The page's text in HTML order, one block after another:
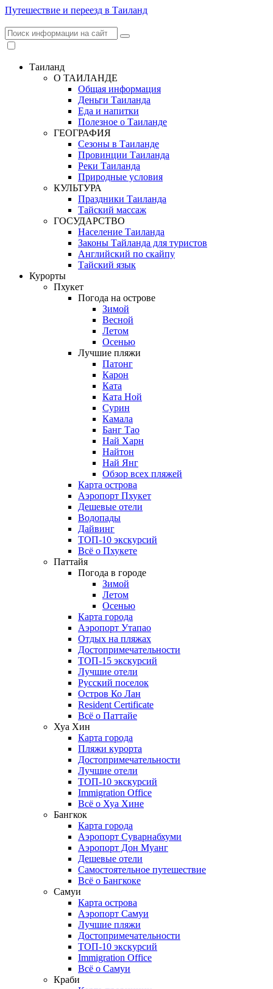
Путешествие и переезд в Таиланд
Таиланд
О ТАИЛАНДЕ
Общая информация
Деньги Таиланда
Еда и напитки
Полезное о Таиланде
ГЕОГРАФИЯ
Сезоны в Таиланде
Провинции Таиланда
Реки Таиланда
Природные условия
КУЛЬТУРА
Праздники Таиланда
Тайский массаж
ГОСУДАРСТВО
Население Таиланда
Законы Тайланда для туристов
Английский по скайпу
Тайский язык
Курорты
Пхукет
Погода на острове
Зимой
Весной
Летом
Осенью
Лучшие пляжи
Патонг
Карон
Ката
Ката Ной
Сурин
Камала
Банг Тао
Най Харн
Найтон
Най Янг
Обзор всех пляжей
Карта острова
Аэропорт Пхукет
Дешевые отели
Водопады
Дайвинг
ТОП-10 экскурсий
Всё о Пхукете
Паттайя
Погода в городе
Зимой
Летом
Осенью
Карта города
Аэропорт Утапао
Отдых на пляжах
Достопримечательности
ТОП-15 экскурсий
Лучшие отели
Русский поселок
Остров Ко Лан
Resident Certificate
Всё о Паттайе
Хуа Хин
Карта города
Пляжи курорта
Достопримечательности
Лучшие отели
ТОП-10 экскурсий
Immigration Office
Всё о Хуа Хине
Бангкок
Карта города
Аэропорт Суварнабхуми
Аэропорт Дон Муанг
Дешевые отели
Самостоятельное путешествие
Всё о Бангкоке
Самуи
Карта острова
Аэропорт Самуи
Лучшие пляжи
Достопримечательности
ТОП-10 экскурсий
Immigration Office
Всё о Самуи
Краби